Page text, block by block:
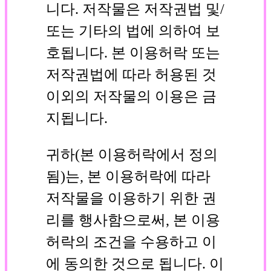
니다. 저작물은 저작권법 및/
또는 기타의 법에 의하여 보
호됩니다. 본 이용허락 또는
저작권법에 따라 허용된 것
이외의 저작물의 이용은 금
지됩니다.
귀하(본 이용허락에서 정의
됨)는, 본 이용허락에 따라
저작물을 이용하기 위한 권
리를 행사함으로써, 본 이용
허락의 조건을 수용하고 이
에 동의한 것으로 됩니다. 이